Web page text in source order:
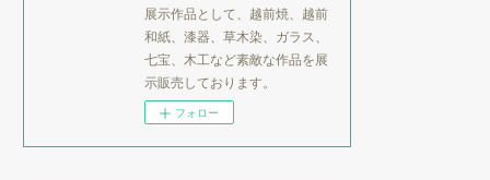
展示作品として、越前焼、越前
和紙、漆器、草木染、ガラス、
七宝、木工など素敵な作品を展
示販売しております。
フォロー